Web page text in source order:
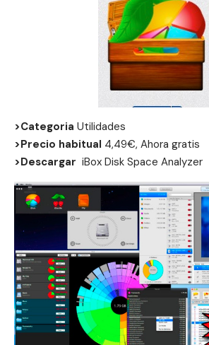
>Categoria Utilidades
>Precio habitual 4,49€, Ahora gratis
>Descargar iBox Disk Space Analyzer